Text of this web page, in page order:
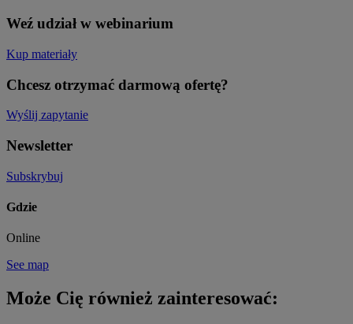
Weź udział w webinarium
Kup materiały
Chcesz otrzymać darmową ofertę?
Wyślij zapytanie
Newsletter
Subskrybuj
Gdzie
Online
See map
Może Cię również zainteresować: